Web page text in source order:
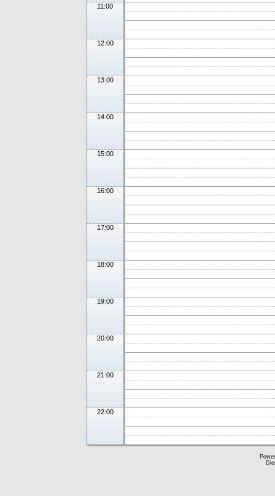
11:00
12:00
13:00
14:00
15:00
16:00
17:00
18:00
19:00
20:00
21:00
22:00